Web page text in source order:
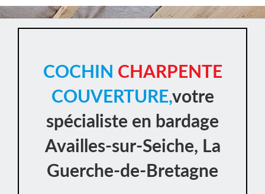
COCHIN CHARPENTE
COUVERTURE,votre
spécialiste en bardage
Availles-sur-Seiche, La
Guerche-de-Bretagne